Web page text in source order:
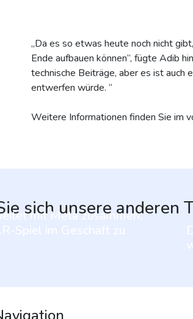
„Da es so etwas heute noch nicht
Ende aufbauen können“, fügte Adib
technische Beiträge, aber es ist auch
entwerfen würde. “
Weitere Informationen finden Sie im
sich unsere anderen
mit Meta zusammen,